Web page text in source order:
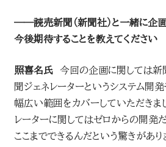
――読売新聞（新聞社）と一緒に企画
今後期待することを教えてください
照喜名氏今回の企画に関しては新
聞ジェネレーターというシステム開
幅広い範囲をカバーしていただきま
レーターに関してはゼロからの開発
ここまでできるんだという驚きがあり